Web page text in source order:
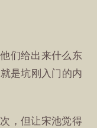
们给出来什么东
是坑刚入门的内
，但让宋池觉得